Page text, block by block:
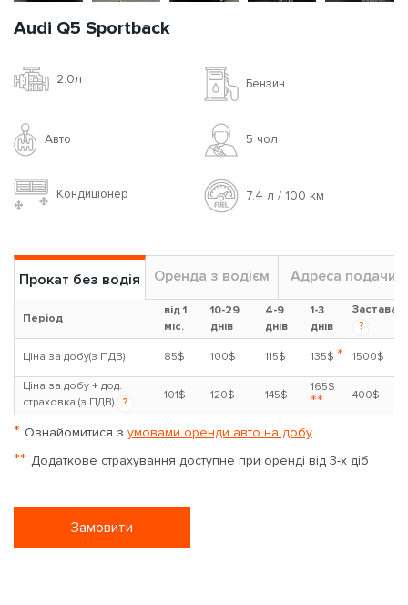
Audi Q5 Sportback
2.0л Бензин
Авто 5 чoл
Кондиціонер 7.4 л / 100 км
Прокат без водія Оренда з водієм Адреса подачи
Період
від 1
міс.
10-29
днів
4-9
днів
1-3
днів
Застава
?
Ціна за добу(з ПДВ) 85$ 100$ 115$ 135$ * 1500$
Ціна за добу + дод.
страховка (з ПДВ)
?
101$ 120$ 145$
165$
** 400$
* Ознайомитися з умовами оренди авто на добу
** Додаткове страхування доступне при оренді від 3-х діб
Замовити